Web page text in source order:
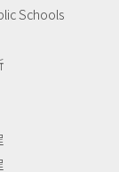
Schools